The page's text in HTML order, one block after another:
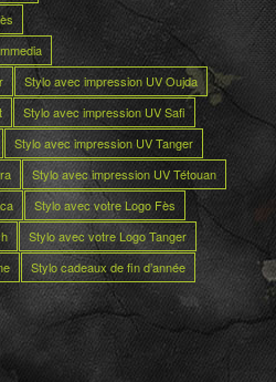
Stylo avec impression UV Oujda
Stylo avec impression UV Safi
Stylo avec impression UV Tanger
Stylo avec impression UV Tétouan
Stylo avec votre Logo Fès
Stylo avec votre Logo Tanger
Stylo cadeaux de fin d’année